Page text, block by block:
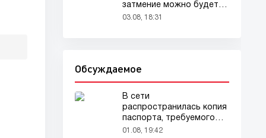
затмение можно будет
наблюдать в августе
03.08, 18:31
Обсуждаемое
В сети
распространилась копия
паспорта, требуемого
для домашних животных
01.08, 19:42